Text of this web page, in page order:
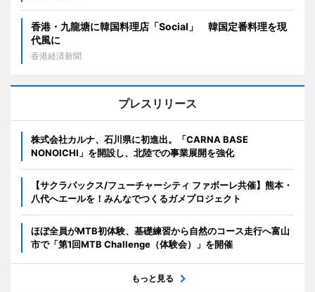
香港・九龍塘に韓国料理店「Social」 韓国定番料理を現
代風に
香港経済新聞
プレスリリース
株式会社カルナ、石川県に初進出。「CARNA BASE
NONOICHI」を開設し、北陸での事業展開を強化
【サクラパックス/フューチャーシティ ファボーレ共催】熊本・
八代へエールを！みんなでつくるガメプロジェクト
ほぼ全員がMTB初体験、基礎練習から自然のコース走行へ富山
市で「第1回MTB Challenge（体験会）」を開催
もっと見る